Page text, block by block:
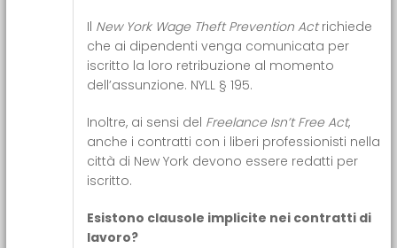
Il New York Wage Theft Prevention Actrichiede
che ai dipendenti venga comunicata per
iscritto la loro retribuzione al momento
dell’assunzione. NYLL § 195.
Inoltre, ai sensi del Freelance Isn’t Free Act,
anche i contratti con i liberi professionisti nella
città di New York devono essere redatti per
iscritto.
Esistono clausole implicite nei contratti di
lavoro?